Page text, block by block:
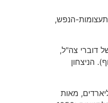
תעצומות-הנפש,
דוברי צה"ל,
הניצחון
מאות